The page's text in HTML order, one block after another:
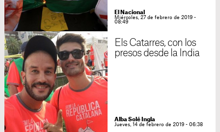
El Nacional
Miércoles, 27 de febrero de 2019 -
08:49
Els Catarres, con los
presos desde la India
Alba Solé Ingla
Jueves, 14 de febrero de 2019 - 06:38